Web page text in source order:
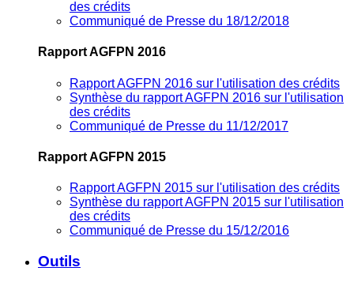
des crédits
Communiqué de Presse du 18/12/2018
Rapport AGFPN 2016
Rapport AGFPN 2016 sur l'utilisation des crédits
Synthèse du rapport AGFPN 2016 sur l'utilisation
des crédits
Communiqué de Presse du 11/12/2017
Rapport AGFPN 2015
Rapport AGFPN 2015 sur l'utilisation des crédits
Synthèse du rapport AGFPN 2015 sur l'utilisation
des crédits
Communiqué de Presse du 15/12/2016
Outils